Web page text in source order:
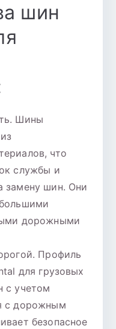
шин
Шины
что
службы и
замену шин. Они
дорожными
Профиль
для грузовых
с учетом
с дорожным
безопасное